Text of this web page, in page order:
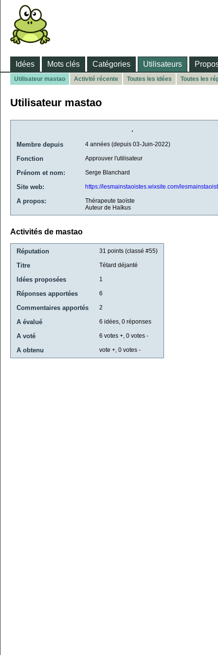
Idées Mots clés Catégories Utilisateurs
Utilisateur mastao Activité récente Toutes les idées Toutes les
Utilisateur mastao
Membre depuis 4 années (depuis 03-Juin-2022)
Fonction Approuver l'utilisateur
Prénom et nom: Serge Blanchard
Site web: https://lesmainstaoistes.wixsite.com/
A propos:
Thérapeute taoïste
Auteur de Haïkus
Activités de mastao
Réputation 31 points (classé #55)
Titre Tétard déjanté
Idées proposées 1
Réponses apportées 6
Commentaires apportés 2
A évalué 6 idées, 0 réponses
A voté 6 votes +, 0 votes -
A obtenu vote +, 0 votes -